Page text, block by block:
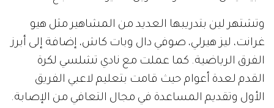
وتشتهر لين بتدريبها العديد من المشاهير مثل هيو
غرانت، ليز هيرلي، صوفي دال وبات كاش، إضافة إلى أبرز
الفرق الرياضية. كما عملت مع نادي تشلسي لكرة
القدم لعدة أعوام حيث قامت بتعليم لاعبي الفريق
الأول وتقديم المساعدة في مجال التعافي من الإصابة.